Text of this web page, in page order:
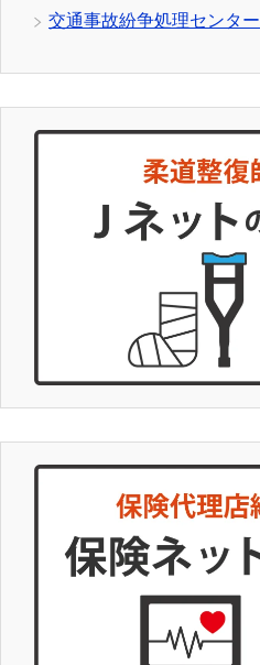
交通事故紛争処理センター